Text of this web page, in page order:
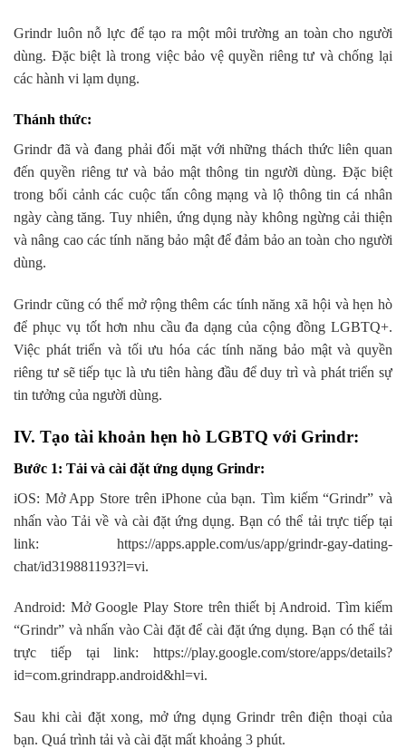
Grindr luôn nỗ lực để tạo ra một môi trường an toàn cho người
dùng. Đặc biệt là trong việc bảo vệ quyền riêng tư và chống lại
các hành vi lạm dụng.
Thánh thức:
Grindr đã và đang phải đối mặt với những thách thức liên quan
đến quyền riêng tư và bảo mật thông tin người dùng. Đặc biệt
trong bối cảnh các cuộc tấn công mạng và lộ thông tin cá nhân
ngày càng tăng. Tuy nhiên, ứng dụng này không ngừng cải thiện
và nâng cao các tính năng bảo mật để đảm bảo an toàn cho người
dùng.
Grindr cũng có thể mở rộng thêm các tính năng xã hội và hẹn hò
để phục vụ tốt hơn nhu cầu đa dạng của cộng đồng LGBTQ+.
Việc phát triển và tối ưu hóa các tính năng bảo mật và quyền
riêng tư sẽ tiếp tục là ưu tiên hàng đầu để duy trì và phát triển sự
tin tưởng của người dùng.
IV. Tạo tài khoản hẹn hò LGBTQ với Grindr:
Bước 1: Tải và cài đặt ứng dụng Grindr:
iOS: Mở App Store trên iPhone của bạn. Tìm kiếm “Grindr” và
nhấn vào Tải về và cài đặt ứng dụng. Bạn có thể tải trực tiếp tại
link: https://apps.apple.com/us/app/grindr-gay-dating-
chat/id319881193?l=vi.
Android: Mở Google Play Store trên thiết bị Android. Tìm kiếm
“Grindr” và nhấn vào Cài đặt để cài đặt ứng dụng. Bạn có thể tải
trực tiếp tại link: https://play.google.com/store/apps/details?
id=com.grindrapp.android&hl=vi.
Sau khi cài đặt xong, mở ứng dụng Grindr trên điện thoại của
bạn. Quá trình tải và cài đặt mất khoảng 3 phút.